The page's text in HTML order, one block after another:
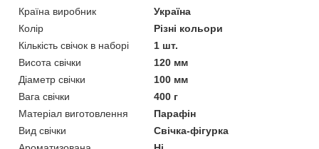
Країна виробник
Україна
Колір
Різні кольори
Кількість свічок в наборі
1 шт.
Висота свічки
120 мм
Діаметр свічки
100 мм
Вага свічки
400 г
Матеріал виготовлення
Парафін
Вид свічки
Свічка-фігурка